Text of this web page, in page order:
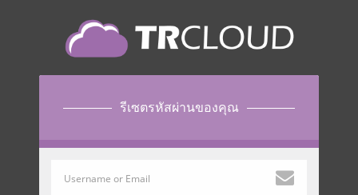
รีเซตรหัสผ่านของคุณ